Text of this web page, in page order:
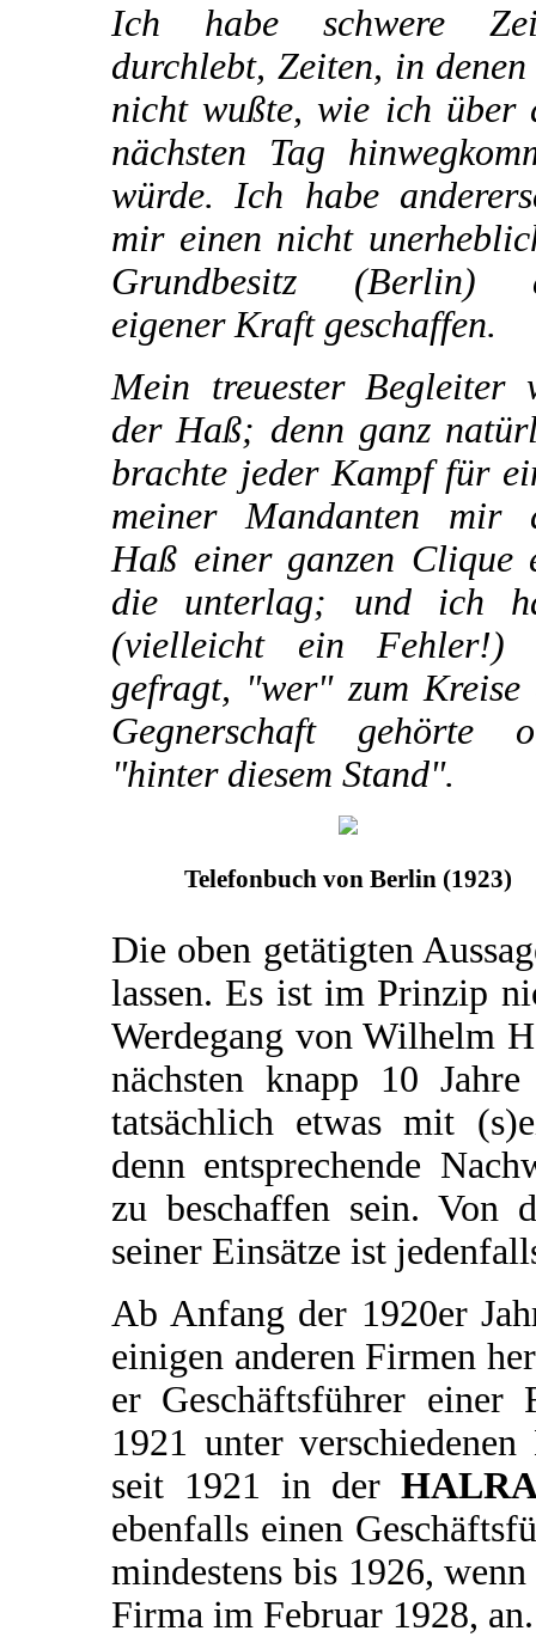
Ich habe schwere
durchlebt, Zeiten, in
nicht wußte, wie ich über
nächsten Tag
würde. Ich habe
mir einen nicht
Grundbesitz (Berlin)
eigener Kraft geschaffen.
Mein treuester Begleiter
der Haß; denn ganz
brachte jeder Kampf für
meiner Mandanten mir
Haß einer ganzen Clique
die unterlag; und ich
(vielleicht ein Fehler!)
gefragt, "wer" zum Kreise
Gegnerschaft gehörte
"hinter diesem Stand".
Telefonbuch von Berlin (1923)
Die oben getätigten
lassen. Es ist im Prinzip
Werdegang von Wilhelm
nächsten knapp 10
tatsächlich etwas mit
denn entsprechende
zu beschaffen sein. Von
seiner Einsätze ist
Ab Anfang der 1920er
einigen anderen Firmen
er Geschäftsführer einer
1921 unter
seit 1921 in der
ebenfalls einen
mindestens bis 1926,
Firma im Februar 1928, an.